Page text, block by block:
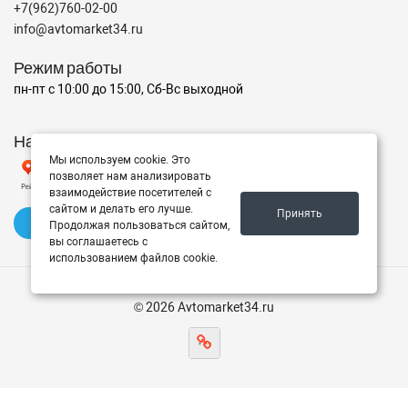
+7(962)760-02-00
info@avtomarket34.ru
Режим работы
пн-пт с 10:00 до 15:00, Сб-Вс выходной
Наш рейтинг на Яндексе
✍️ Оставить отзыв
© 2026 Avtomarket34.ru
Мы используем cookie. Это
позволяет нам анализировать
взаимодействие посетителей с
сайтом и делать его лучше.
Продолжая пользоваться сайтом,
вы соглашаетесь с
использованием файлов cookie.
Принять